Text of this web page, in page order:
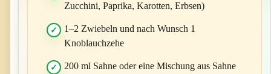
Zucchini, Paprika, Karotten, Erbsen)
1–2 Zwiebeln und nach Wunsch 1
Knoblauchzehe
200 ml Sahne oder eine Mischung aus Sahne